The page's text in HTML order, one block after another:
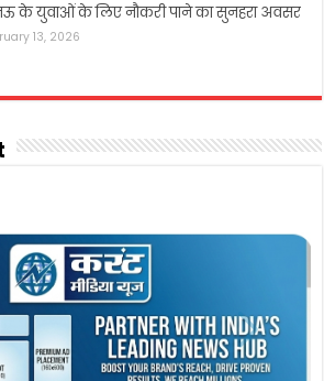
के युवाओं के लिए नौकरी पाने का सुनहरा अवसर
13, 2026